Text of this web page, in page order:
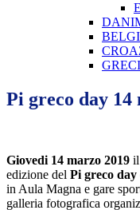
Pi greco day 14
Giovedi 14 marzo 2019 il
edizione del Pi greco day
in Aula Magna e gare
galleria fotografica